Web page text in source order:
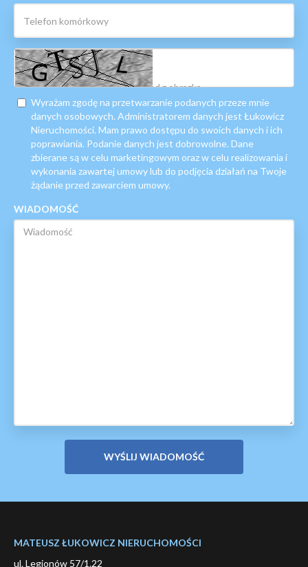
Wyrażam zgodę na przetwarzanie podanych przeze mnie
danych osobowych. Administratorem danych jest Łukowicz
Nieruchomości. Mam prawo dostępu do swoich danych i ich
poprawiania. Podanie danych jest dobrowolne. Dane
zbierane są w celu marketingowym oraz w celu realizowania i
wykonania zawartej umowy lub do podjęcia działań na Twoje
żądanie przed zawarciem umowy.
WIADOMOŚĆ
MATEUSZ ŁUKOWICZ NIERUCHOMOŚCI
ul. Legionów 57/1.22